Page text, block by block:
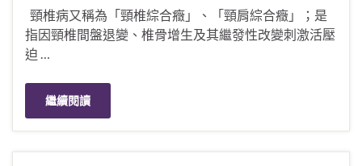
頸椎病又稱為「頸椎綜合癥」、「頸肩綜合癥」；是
指因頸椎間盤退變、椎骨增生及其繼發性改變刺激活壓
迫 …
繼續閱讀